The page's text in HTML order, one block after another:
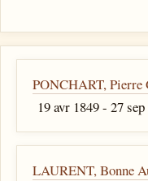
PONCHART,
19 avr 1849 - 27
LAURENT, Bonne